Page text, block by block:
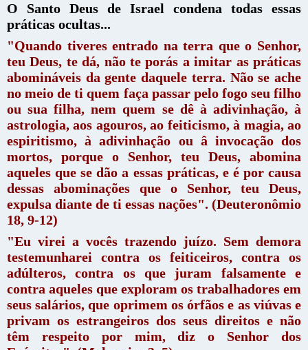
O Santo Deus de Israel condena todas essas
práticas ocultas...
"Quando tiveres entrado na terra que o Senhor,
teu Deus, te dá, não te porás a imitar as práticas
abomináveis da gente daquele terra. Não se ache
no meio de ti quem faça passar pelo fogo seu filho
ou sua filha, nem quem se dê à adivinhação, à
astrologia, aos agouros, ao feiticismo, à magia, ao
espiritismo, à adivinhação ou â invocação dos
mortos, porque o Senhor, teu Deus, abomina
aqueles que se dão a essas práticas, e é por causa
dessas abominações que o Senhor, teu Deus,
expulsa diante de ti essas nações". (Deuteronômio
18, 9-12)
"Eu virei a vocês trazendo juízo. Sem demora
testemunharei contra os feiticeiros, contra os
adúlteros, contra os que juram falsa­mente e
contra aqueles que exploram os traba­lhadores em
seus salários, que oprimem os órfãos e as viúvas e
privam os estrangeiros dos seus direitos e não
têm respeito por mim, diz o Senhor dos